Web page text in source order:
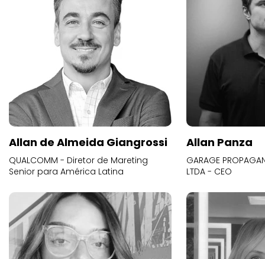
Allan de Almeida Giangrossi
QUALCOMM - Diretor de Mareting
Senior para América Latina
Allan Panza
GARAGE
LTDA - CEO